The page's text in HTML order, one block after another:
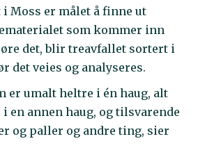
Moss er målet å finne ut
som kommer inn
det, blir treavfallet sortert i
det veies og analyseres.
er umalt heltre i én haug, alt
en annen haug, og tilsvarende
og paller og andre ting, sier